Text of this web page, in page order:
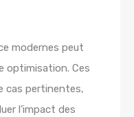
modernes peut
optimisation. Ces
cas pertinentes,
l’impact des